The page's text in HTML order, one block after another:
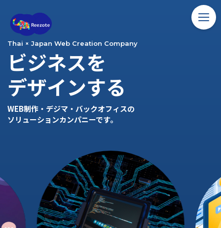
ホーム
ソリューション
バンコク留学
コラム
Thai × Japan Web Creation Company
ビジネスを
デザインする
WEB制作・デジマ・バックオフィスの
ソリューションカンパニーです。